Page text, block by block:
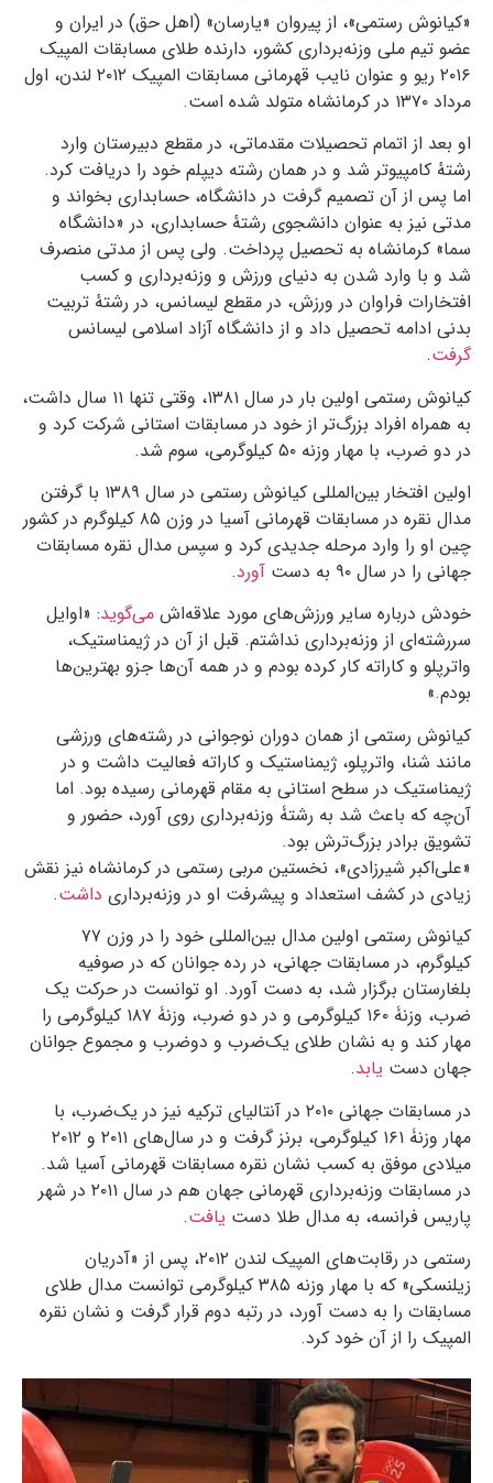
«کیانوش رستمی»، از پیروان «یارسان» (اهل حق) در ایران و
عضو تیم ملی وزنه‌برداری کشور، دارنده طلای مسابقات المپیک
۲۰۱۶ ریو و عنوان نایب قهرمانی مسابقات المپیک ۲۰۱۲ لندن، اول
مرداد ۱۳۷۰ در کرمانشاه متولد شده است.
او بعد از اتمام تحصیلات مقدماتی، در مقطع دبیرستان وارد
رشتهٔ کامپیوتر شد و در همان رشته دیپلم خود را دریافت کرد.
اما پس از آن تصمیم گرفت در دانشگاه، حسابداری بخواند و
مدتی نیز به عنوان دانشجوی رشتهٔ حسابداری، در «دانشگاه
سما» کرمانشاه به تحصیل پرداخت. ولی پس از مدتی منصرف
شد و با وارد شدن به دنیای ورزش و وزنه‌برداری و کسب
افتخارات فراوان در ورزش، در مقطع لیسانس، در رشتهٔ تربیت
بدنی ادامه تحصیل داد و از دانشگاه آزاد اسلامی لیسانس
گرفت.
کیانوش رستمی اولین بار در سال ۱۳۸۱، وقتی تنها ۱۱ سال داشت،
به همراه افراد بزرگ‌تر از خود در مسابقات استانی شرکت کرد و
در دو ضرب، با مهار وزنه ۵۰ کیلوگرمی، سوم شد.
اولین افتخار بین‌المللی کیانوش رستمی در سال ۱۳۸۹ با گرفتن
مدال نقره در مسابقات قهرمانی آسیا در وزن ۸۵ کیلوگرم در کشور
چین او را وارد مرحله جدیدی کرد و سپس مدال نقره مسابقات
جهانی را در سال ۹۰ به دست
آورد.
خودش درباره سایر ورزش‌های مورد علاقه‌اشمی‌گوید: «اوایل
سررشته‌ای از وزنه‌برداری نداشتم. قبل از آن در ژیمناستیک،
واترپلو و کاراته کار کرده بودم و در همه آن‌ها جزو بهترین‌ها
بودم.»
کیانوش رستمی از همان دوران نوجوانی در رشته‌های ورزشی
مانند شنا، واترپلو، ژیمناستیک و کاراته فعالیت داشت و در
ژیمناستیک در سطح استانی به مقام قهرمانی رسیده بود. اما
آن‌چه که باعث شد به رشتۀ وزنه‌برداری روی آورد، حضور و
تشویق برادر بزرگ‌ترش بود.
«علی‌اکبر شیرزادی»، نخستین مربی رستمی در کرمانشاه نیز نقش
زیادی در کشف استعداد و پیشرفت او در وزنه‌برداریداشت.
کیانوش رستمی اولین مدال بین‌المللی خود را در وزن ۷۷
کیلوگرم، در مسابقات جهانی، در رده جوانان که در صوفیه
بلغارستان برگزار شد، به دست آورد. او توانست در حرکت یک
ضرب، وزنۀ ۱۶۰ کیلوگرمی و در دو ضرب، وزنۀ ۱۸۷ کیلوگرمی را
مهار کند و به نشان طلای یک‌ضرب و دوضرب و مجموع جوانان
جهان دستیابد.
در مسابقات جهانی ۲۰۱۰ در آنتالیای ترکیه نیز در یک‌ضرب، با
مهار وزنۀ ۱۶۱ کیلوگرمی، برنز گرفت و در سال‌های ۲۰۱۱ و ۲۰۱۲
میلادی موفق به کسب نشان نقره مسابقات قهرمانی آسیا شد.
در مسابقات وزنه‌برداری قهرمانی جهان هم در سال ۲۰۱۱ در شهر
پاریس فرانسه، به مدال طلا دستیافت.
رستمی در رقابت‌های المپیک لندن ۲۰۱۲، پس از «آدریان
زیلنسکی» که با مهار وزنه ۳۸۵ کیلو‌گرمی توانست مدال طلای
مسابقات را به‌ دست آورد، در رتبه دوم قرار گرفت و نشان نقره
المپیک را از آن خود کرد.